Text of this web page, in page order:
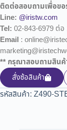
ติดต่อสอบถามเพื่อขอ
Line: @iristw.com
Tel: 02-843-6979 ต่อ
Email :
** กรุณาสอบถามสิน
สั่งซ้อสินค้า
รหัสสินค้า: Z490-